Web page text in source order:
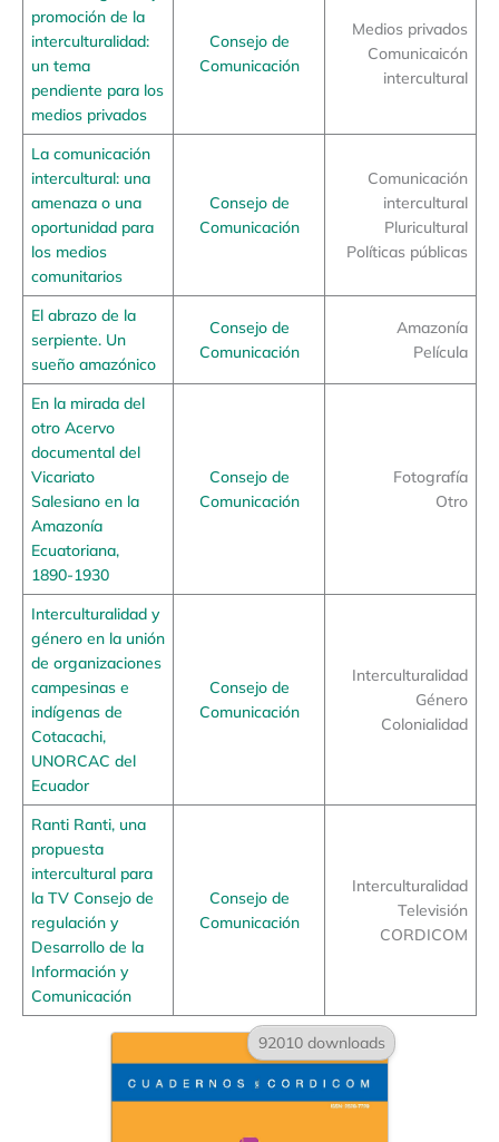
promoción de la
interculturalidad:
un tema
pendiente para los
medios privados
Consejo de
Comunicación
Medios privados
Comunicaicón
intercultural
La comunicación
intercultural: una
amenaza o una
oportunidad para
los medios
comunitarios
Consejo de
Comunicación
Comunicación
intercultural
Pluricultural
Políticas públicas
El abrazo de la
serpiente. Un
sueño amazónico
Consejo de
Comunicación
Amazonía
Película
En la mirada del
otro Acervo
documental del
Vicariato
Salesiano en la
Amazonía
Ecuatoriana,
1890-1930
Consejo de
Comunicación
Fotografía
Otro
Interculturalidad y
género en la unión
de organizaciones
campesinas e
indígenas de
Cotacachi,
UNORCAC del
Ecuador
Consejo de
Comunicación
Interculturalidad
Género
Colonialidad
Ranti Ranti, una
propuesta
intercultural para
la TV Consejo de
regulación y
Desarrollo de la
Información y
Comunicación
Consejo de
Comunicación
Interculturalidad
Televisión
CORDICOM
92010 downloads